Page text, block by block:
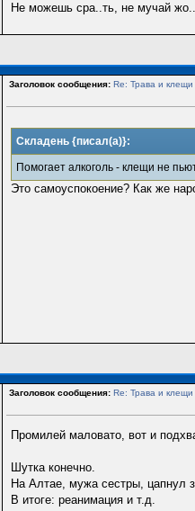
Не можешь сра..ть, не мучай
Заголовок сообщения: Re: Трава и клещи
Складень {писал(а)}:
Помогает алкоголь - клещи не
Это самоуспокоение? Как же
Заголовок сообщения: Re: Трава и клещи
Промилей маловато, вот и
Шутка конечно.
На Алтае, мужа сестры, цапнул
В итоге: реанимация и т.д.